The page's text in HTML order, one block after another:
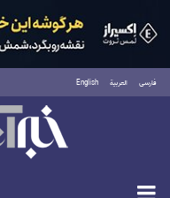
فارسی العربية English
جمعه ۱۶ مرداد ۱۴۰۵